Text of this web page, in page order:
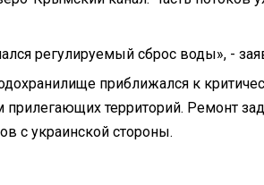
регулируемый сброс воды», -
приближался к
территорий. Ремонт
с украинской стороны.